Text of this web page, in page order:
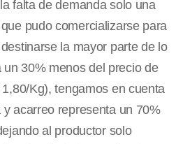
falta de demanda solo una
pudo comercializarse para
la mayor parte de lo
30% menos del precio de
Kg), tengamos en cuenta
acarreo representa un 70%
al productor solo